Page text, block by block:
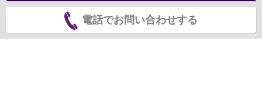
電話でお問い合わせする